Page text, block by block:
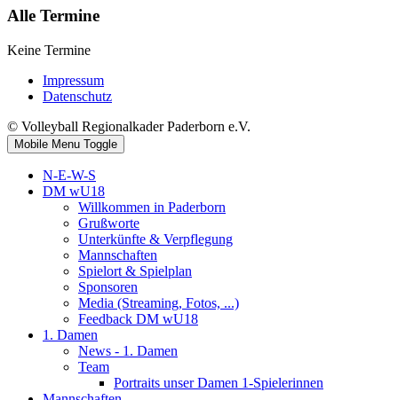
Alle Termine
Keine Termine
Impressum
Datenschutz
© Volleyball Regionalkader Paderborn e.V.
Mobile Menu Toggle
N-E-W-S
DM wU18
Willkommen in Paderborn
Grußworte
Unterkünfte & Verpflegung
Mannschaften
Spielort & Spielplan
Sponsoren
Media (Streaming, Fotos, ...)
Feedback DM wU18
1. Damen
News - 1. Damen
Team
Portraits unser Damen 1-Spielerinnen